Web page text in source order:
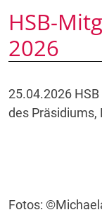
HSB-
2026
25.04.2026
des Präsidiums,
Fotos: